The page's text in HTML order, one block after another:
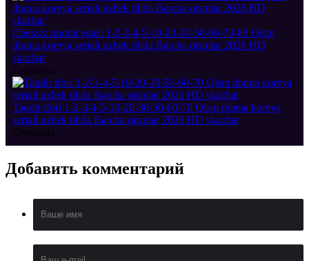
Cheksiz qudrat egasi 1-2-3-4-5-10-20-30-50-60-70-80 Qism
drama koreya seriali uzbek tilida Barcha qismlar 2026 HD
skachat
Сериалы
Taqdir ifori 1-2-3-4-5-10-20-30-50-60-70 Qism drama koreya
seriali uzbek tilida Barcha qismlar 2026 HD skachat
Сериалы
Добавить комментарий